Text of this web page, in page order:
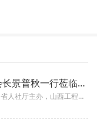
省工商联主席、省总商会会长景普秋一行莅临路管家产业学院参观调
5月11日，由省工商联、省教育厅、省人社厅主办，山西工程科技职业大学承办的“百城千企万名”民企高校促就业行动暨山西省20...